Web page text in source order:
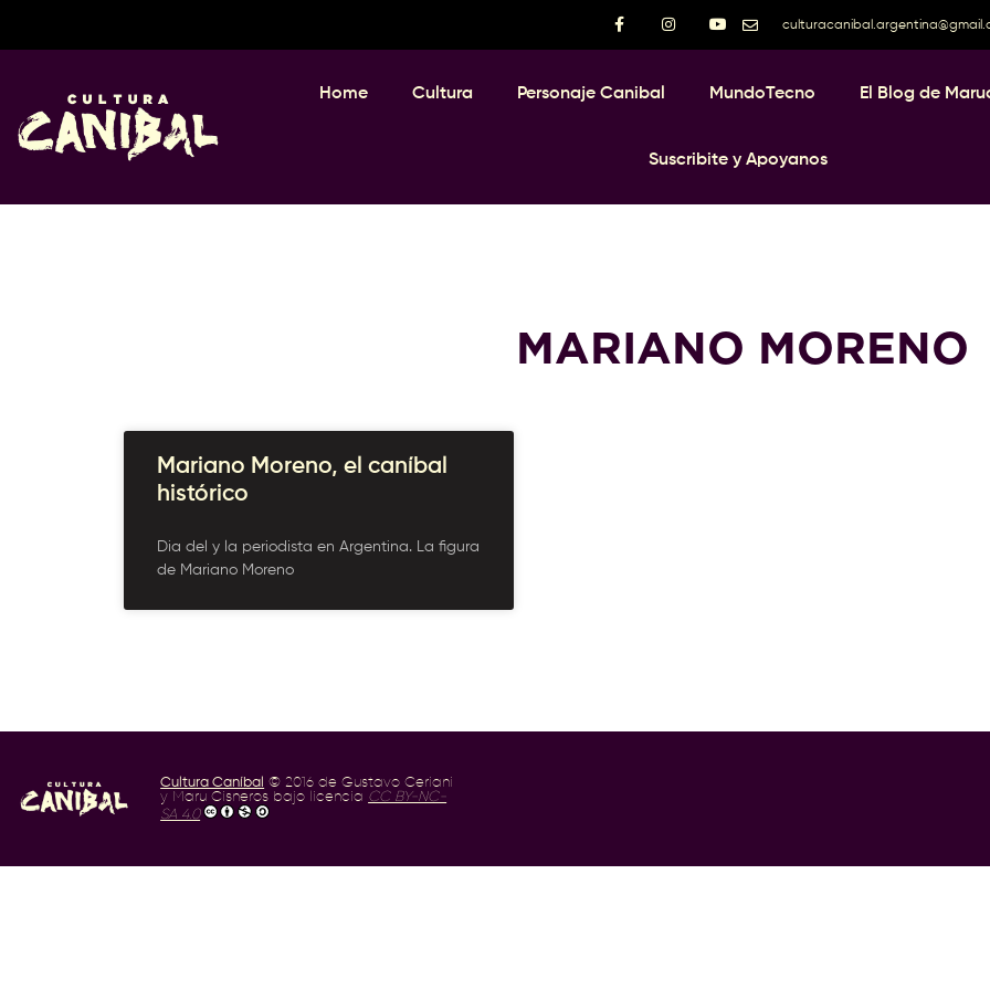
Home Cultura Personaje Canibal MundoTecno El Blog de
Suscribite y Apoyanos
MARIANO MORENO
Mariano Moreno, el caníbal
histórico
Dia del y la periodista en Argentina. La figura
de Mariano Moreno
Cultura Caníbal © 2016 de Gustavo Ceriani
y Maru Cisneros bajo licencia CC BY-NC-
SA 4.0